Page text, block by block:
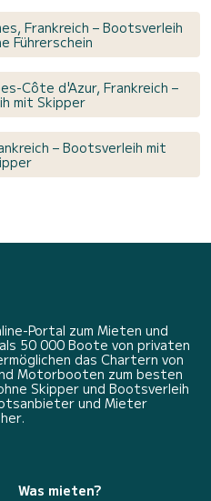
Frankreich – Bootsverleih
Führerschein
Côte d'Azur, Frankreich –
mit Skipper
– Bootsverleih mit
Portal zum Mieten und
50 000 Boote von privaten
das Chartern von
Motorbooten zum besten
Skipper und Bootsverleih
und Mieter
Was mieten?